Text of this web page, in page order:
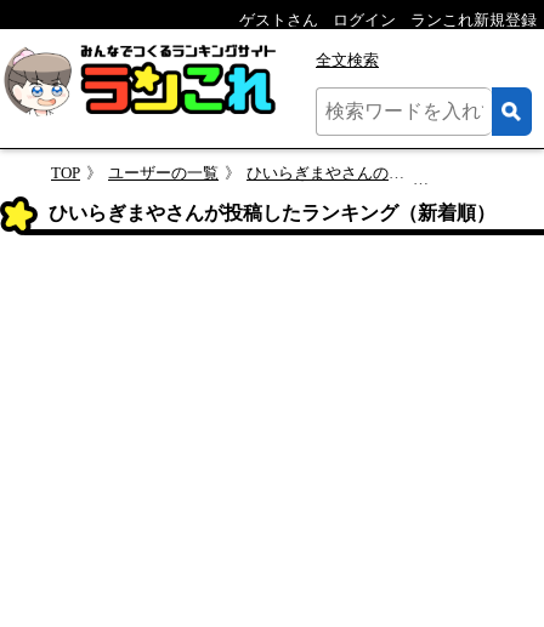
ゲストさん ログイン ランこれ新規登録
全文検索
TOP ユーザーの一覧 ひいらぎまやさんのページ
ひいらぎまやさんが投稿したランキング（新着順）